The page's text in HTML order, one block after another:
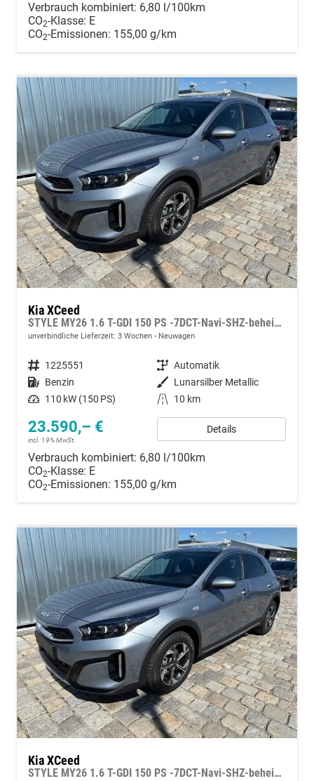
Verbrauch kombiniert: 6,80 l/100km
CO2-Klasse: E
CO2-Emissionen: 155,00 g/km
Kia XCeed
STYLE MY26 1.6 T-GDI 150 PS -7DCT-Navi-SHZ-beheizbares Lenkrad-Klimaautomatik 2Zonen-LED-Kamera-PDC-16"Alu
unverbindliche Lieferzeit: 3 Wochen Neuwagen
Fahrzeugnummer 1225551 Getriebe Automatik
Kraftstoff Benzin Außenfarbe Lunarsilber Metallic
Leistung 110 kW (150 PS) Kilometerstand 10 km
23.590,– €
incl. 19% MwSt.
Details
Verbrauch kombiniert: 6,80 l/100km
CO2-Klasse: E
CO2-Emissionen: 155,00 g/km
Kia XCeed
STYLE MY26 1.6 T-GDI 150 PS -7DCT-Navi-SHZ-beheizbares Lenkrad-Klimaautomatik 2Zonen-LED-Kamera-PDC-16"Alu